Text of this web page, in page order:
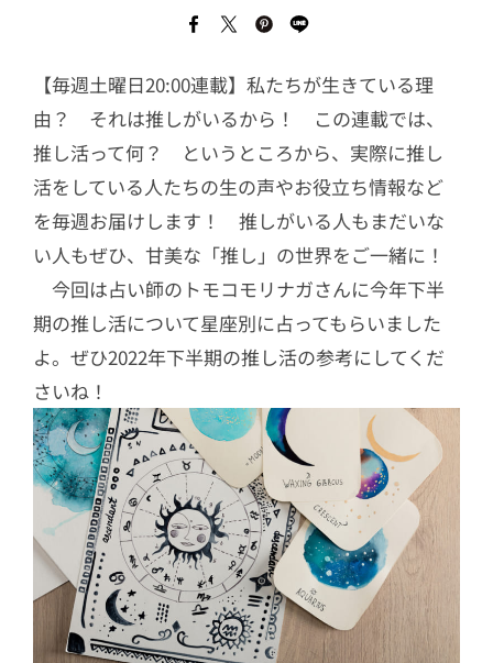
【毎週土曜日20:00連載】私たちが生きている理
由？ それは推しがいるから！ この連載では、
推し活って何？ というところから、実際に推し
活をしている人たちの生の声やお役立ち情報など
を毎週お届けします！ 推しがいる人もまだいな
い人もぜひ、甘美な「推し」の世界をご一緒に！
今回は占い師のトモコモリナガさんに今年下半
期の推し活について星座別に占ってもらいました
よ。ぜひ2022年下半期の推し活の参考にしてくだ
さいね！